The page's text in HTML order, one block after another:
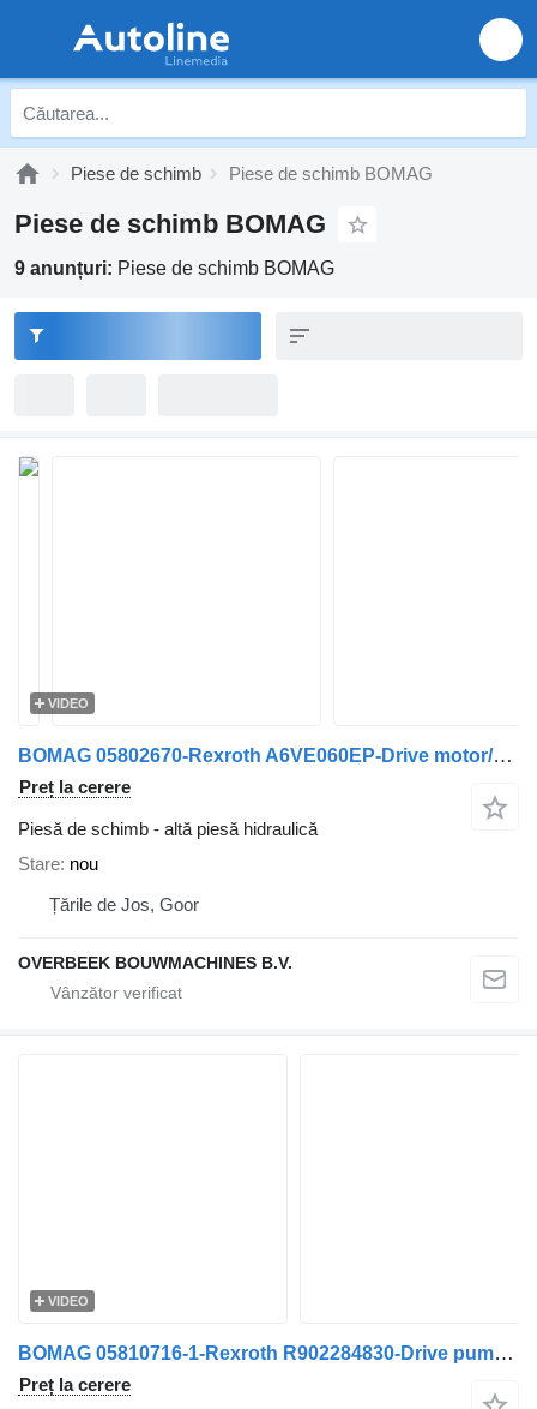
Piese de schimb Piese de schimb BOMAG
Piese de schimb BOMAG
9 anunțuri: Piese de schimb BOMAG
VIDEO
BOMAG 05802670-Rexroth A6VE060EP-Drive motor/Fahrmotor
Preț la cerere
Piesă de schimb - altă piesă hidraulică
Stare nou
Țările de Jos, Goor
OVERBEEK BOUWMACHINES B.V.
VIDEO
BOMAG 05810716-1-Rexroth R902284830-Drive pump/Fahrpumpe
Preț la cerere